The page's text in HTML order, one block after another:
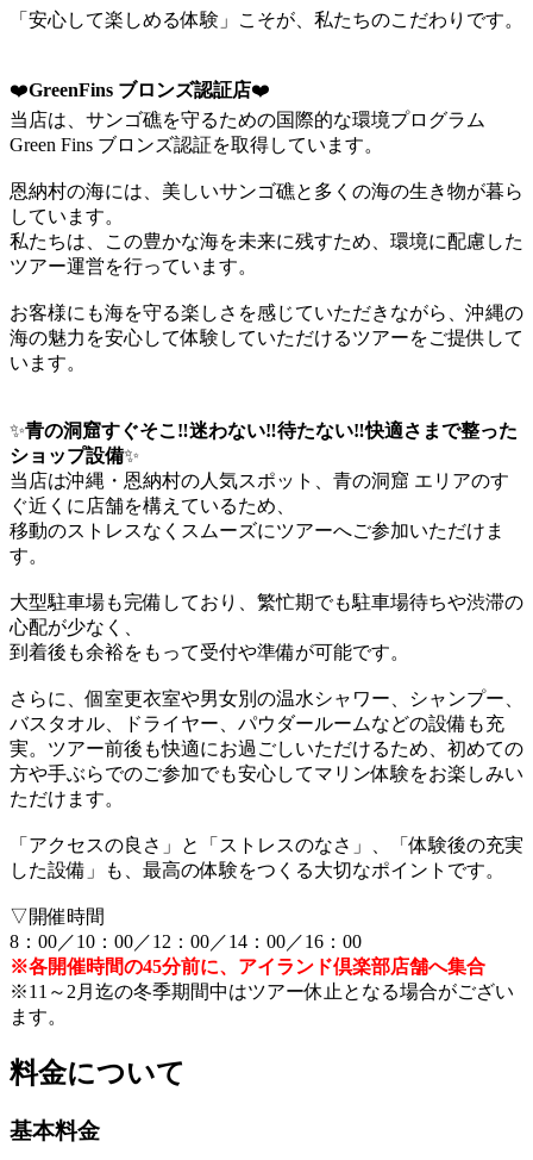
「安心して楽しめる体験」こそが、私たちのこだわりです。
❤️GreenFins ブロンズ認証店❤️
当店は、サンゴ礁を守るための国際的な環境プログラム
Green Fins ブロンズ認証を取得しています。
恩納村の海には、美しいサンゴ礁と多くの海の生き物が暮ら
しています。
私たちは、この豊かな海を未来に残すため、環境に配慮した
ツアー運営を行っています。
お客様にも海を守る楽しさを感じていただきながら、沖縄の
海の魅力を安心して体験していただけるツアーをご提供して
います。
✨青の洞窟すぐそこ‼️迷わない‼️待たない‼️快適さまで整った
ショップ設備✨
当店は沖縄・恩納村の人気スポット、青の洞窟 エリアのす
ぐ近くに店舗を構えているため、
移動のストレスなくスムーズにツアーへご参加いただけま
す。
大型駐車場も完備しており、繁忙期でも駐車場待ちや渋滞の
心配が少なく、
到着後も余裕をもって受付や準備が可能です。
さらに、個室更衣室や男女別の温水シャワー、シャンプー、
バスタオル、ドライヤー、パウダールームなどの設備も充
実。ツアー前後も快適にお過ごしいただけるため、初めての
方や手ぶらでのご参加でも安心してマリン体験をお楽しみい
ただけます。
「アクセスの良さ」と「ストレスのなさ」、「体験後の充実
した設備」も、最高の体験をつくる大切なポイントです。
▽開催時間
8：00／10：00／12：00／14：00／16：00
※各開催時間の45分前に、アイランド倶楽部店舗へ集合
※11～2月迄の冬季期間中はツアー休止となる場合がござい
ます。
料金について
基本料金